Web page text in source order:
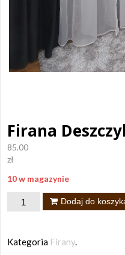
Firana
85.00
zł
10 w magazynie
ilość
300x250
Dodaj do
Kategoria Firany.